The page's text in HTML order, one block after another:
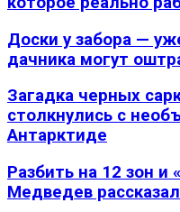
Доски у забора —
дачника могут
Загадка черных
столкнулись с
Антарктиде
Разбить на 12 зон и
Медведев